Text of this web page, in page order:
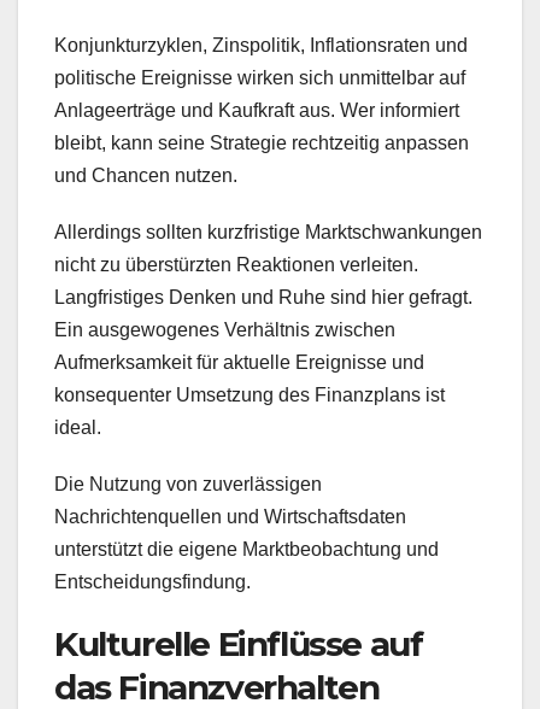
Konjunkturzyklen, Zinspolitik, Inflationsraten und
politische Ereignisse wirken sich unmittelbar auf
Anlageerträge und Kaufkraft aus. Wer informiert
bleibt, kann seine Strategie rechtzeitig anpassen
und Chancen nutzen.
Allerdings sollten kurzfristige Marktschwankungen
nicht zu überstürzten Reaktionen verleiten.
Langfristiges Denken und Ruhe sind hier gefragt.
Ein ausgewogenes Verhältnis zwischen
Aufmerksamkeit für aktuelle Ereignisse und
konsequenter Umsetzung des Finanzplans ist
ideal.
Die Nutzung von zuverlässigen
Nachrichtenquellen und Wirtschaftsdaten
unterstützt die eigene Marktbeobachtung und
Entscheidungsfindung.
Kulturelle Einflüsse auf
das Finanzverhalten